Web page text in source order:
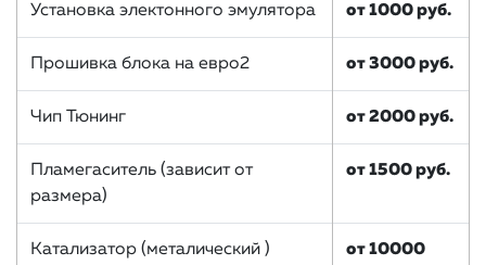
Установка электонного эмулятора от 1000 руб.
Прошивка блока на евро2 от 3000 руб.
Чип Тюнинг от 2000 руб.
Пламегаситель (зависит от
размера)
от 1500 руб.
Катализатор (металический )
от 10000